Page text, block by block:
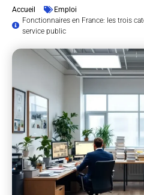
Accueil
Emploi
Fonctionnaires en France: les trois
service public